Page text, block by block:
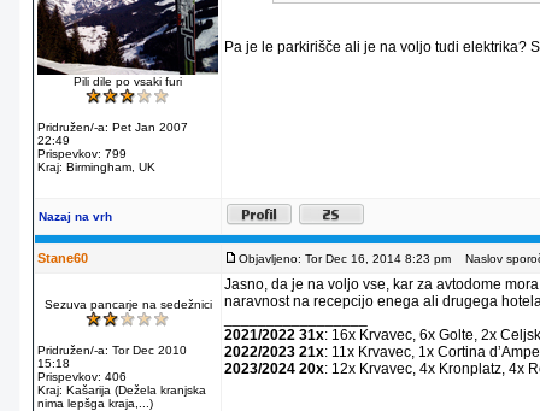
Pili dile po vsaki furi
Pridružen/-a: Pet Jan 2007
22:49
Prispevkov: 799
Kraj: Birmingham, UK
Pa je le parkirišče ali je na voljo tudi elektrika?
Nazaj na vrh
Stane60 Objavljeno: Tor Dec 16, 2014 8:23 pm Naslov
Sezuva pancarje na sedežnici
Pridružen/-a: Tor Dec 2010
15:18
Prispevkov: 406
Kraj: Kašarija (Dežela kranjska
nima lepšga kraja,...)
Jasno, da je na voljo vse, kar za avtodome
naravnost na recepcijo enega ali drugega
2021/2022 31x: 16x Krvavec, 6x Golte, 2x
2022/2023 21x: 11x Krvavec, 1x Cortina
2023/2024 20x: 12x Krvavec, 4x Kronplatz, 4x